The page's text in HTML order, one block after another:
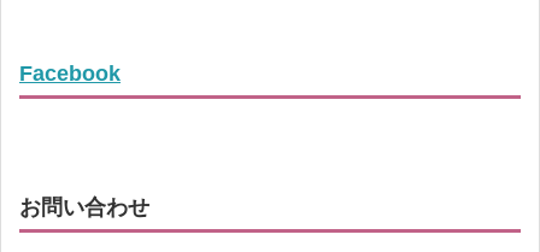
Facebook
お問い合わせ